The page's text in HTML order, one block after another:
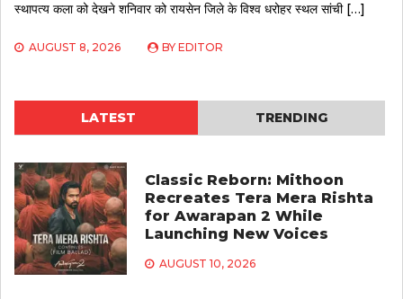
स्थापत्य कला को देखने शनिवार को रायसेन जिले के विश्व धरोहर स्थल सांची […]
AUGUST 8, 2026 BY EDITOR
LATEST TRENDING
Classic Reborn: Mithoon
Recreates Tera Mera Rishta
for Awarapan 2 While
Launching New Voices
AUGUST 10, 2026